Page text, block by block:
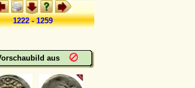
1222 - 1259
aus